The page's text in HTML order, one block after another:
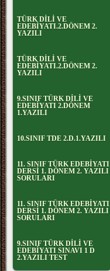
TÜRK DİLİ VE
EDEBİYATI.2.DÖNEM 2.
YAZILI
TÜRK DİLİ VE
EDEBİYATI.2.DÖNEM 2.
YAZILI
9.SINIF TÜRK DİLİ VE
EDEBİYATI 2.DÖNEM
1.YAZILI
10.SINIF TDE 2.D.1.YAZILI
11. SINIF TÜRK EDEBİYATI
DERSİ 1. DÖNEM 2. YAZILI
SORULARI
11. SINIF TÜRK EDEBİYATI
DERSİ 1. DÖNEM 2. YAZILI
SORULARI
9.SINIF TÜRK DİLİ VE
EDEBİYATI SINAVI 1 D
2.YAZILI TEST